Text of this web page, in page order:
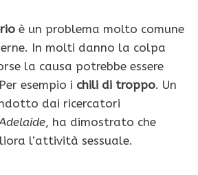
è un problema molto comune
In molti danno la colpa
la causa potrebbe essere
esempio i chili di troppo. Un
dai ricercatori
, ha dimostrato che
l’attività sessuale.